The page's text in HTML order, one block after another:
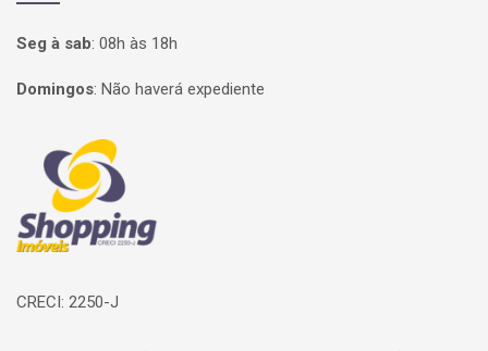
Seg à sab: 08h às 18h
Domingos: Não haverá expediente
Página inicial
CRECI: 2250-J